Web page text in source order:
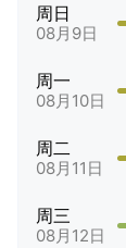
周日
08月9日
周一
08月10日
周二
08月11日
周三
08月12日